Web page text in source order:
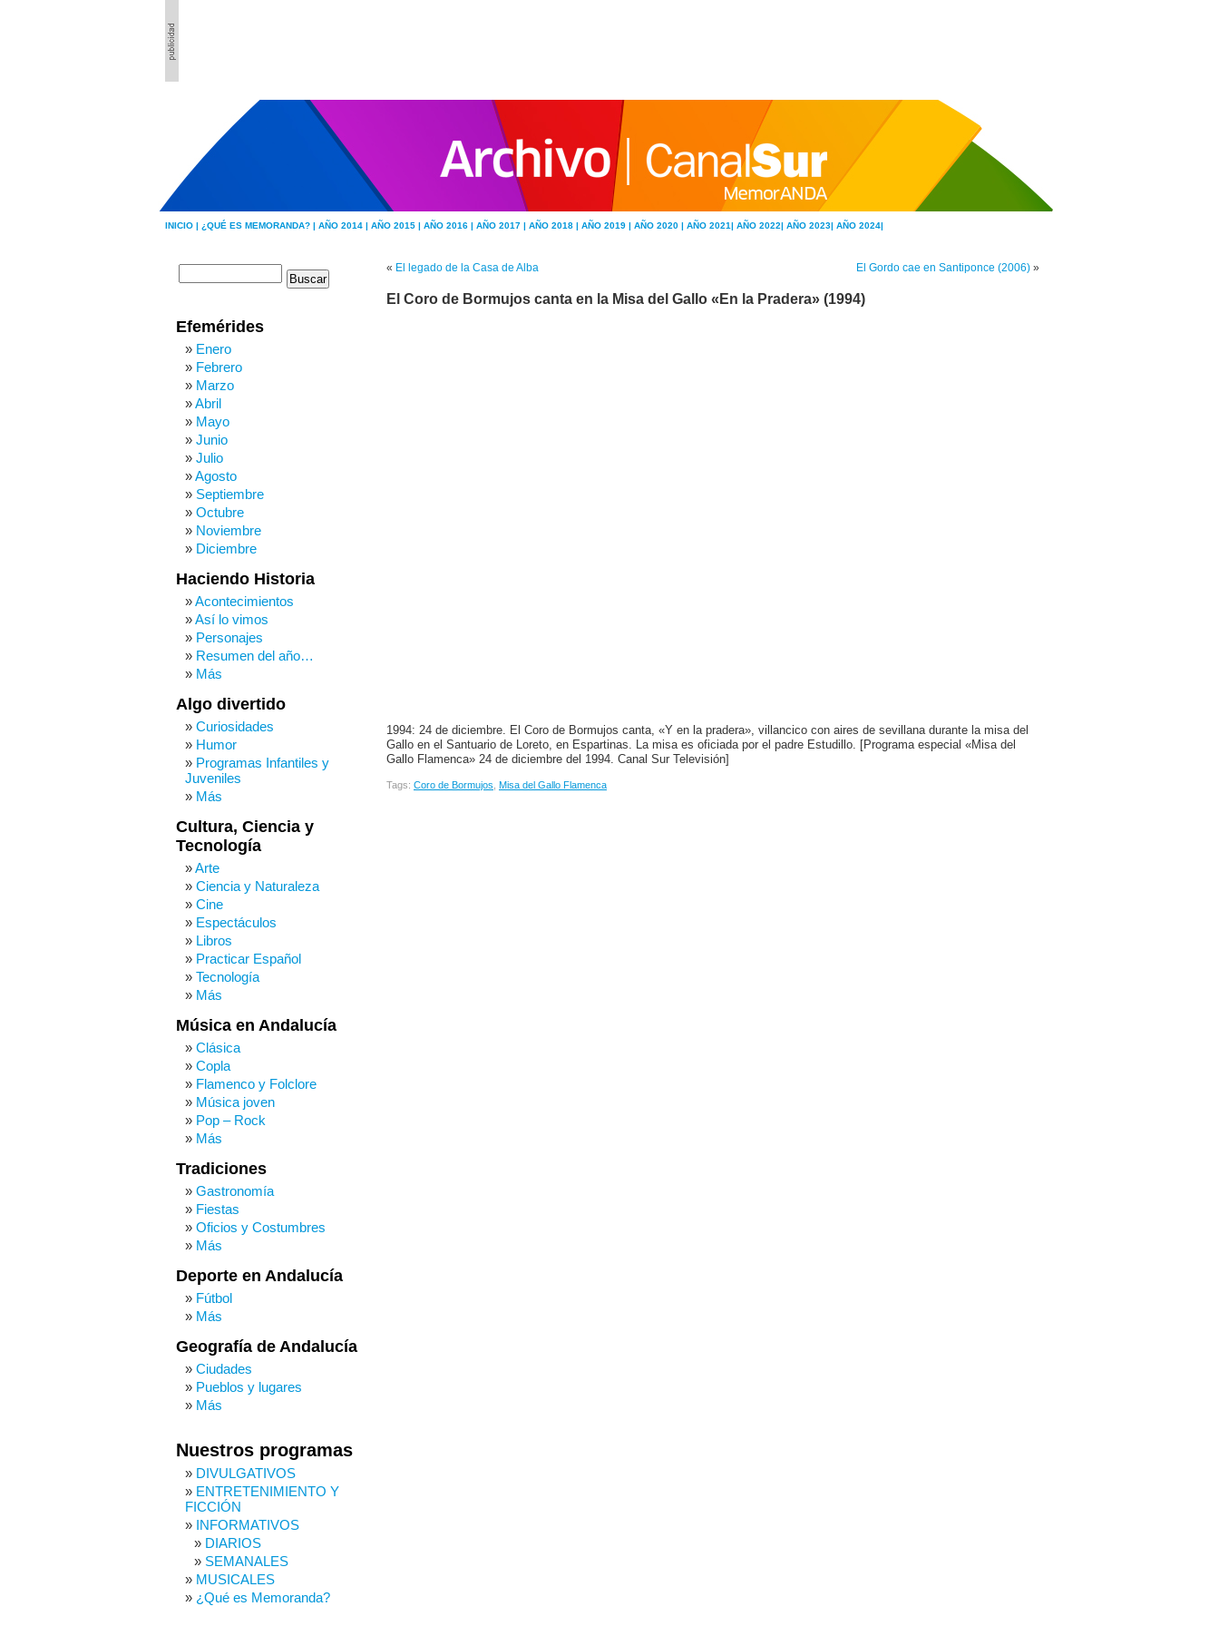
INICIO | ¿QUÉ ES MEMORANDA? | AÑO 2014 | AÑO 2015 | AÑO 2016 | AÑO 2017 | AÑO 2018 | AÑO 2019 | AÑO 2020 | AÑO 2021| AÑO 2022| AÑO 2023| AÑO 2024|
« El legado de la Casa de Alba El Gordo cae en Santiponce (2006) »
El Coro de Bormujos canta en la Misa del Gallo «En la Pradera» (1994)
1994: 24 de diciembre. El Coro de Bormujos canta, «Y en la pradera», villancico con aires de sevillana durante la misa del
Gallo en el Santuario de Loreto, en Espartinas. La misa es oficiada por el padre Estudillo. [Programa especial «Misa del
Gallo Flamenca» 24 de diciembre del 1994. Canal Sur Televisión]
Tags: Coro de Bormujos Misa del Gallo Flamenca
Efemérides
Enero
Febrero
Marzo
Abril
Mayo
Junio
Julio
Agosto
Septiembre
Octubre
Noviembre
Diciembre
Haciendo Historia
Acontecimientos
Así lo vimos
Personajes
Resumen del año…
Más
Algo divertido
Curiosidades
Humor
Programas Infantiles y
Juveniles
Más
Cultura, Ciencia y
Tecnología
Arte
Ciencia y Naturaleza
Cine
Espectáculos
Libros
Practicar Español
Tecnología
Más
Música en Andalucía
Clásica
Copla
Flamenco y Folclore
Música joven
Pop – Rock
Más
Tradiciones
Gastronomía
Fiestas
Oficios y Costumbres
Más
Deporte en Andalucía
Fútbol
Más
Geografía de Andalucía
Ciudades
Pueblos y lugares
Más
Nuestros programas
DIVULGATIVOS
ENTRETENIMIENTO Y
FICCIÓN
INFORMATIVOS
DIARIOS
SEMANALES
MUSICALES
¿Qué es Memoranda?